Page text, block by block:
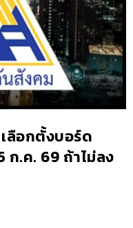
ลือกตั้งบอร์ด
ก.ค. 69 ถ้าไม่ลง